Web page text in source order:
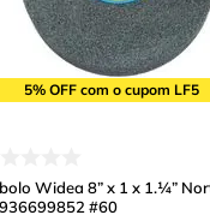
5% OFF com o cupom LF5
Widea 8” x 1 x 1.¼”
#60